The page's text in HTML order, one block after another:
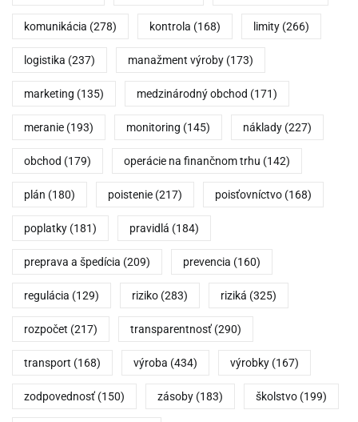
komunikácia (278) kontrola (168) limity (266)
logistika (237) manažment výroby (173)
marketing (135) medzinárodný obchod (171)
meranie (193) monitoring (145) náklady (227)
obchod (179) operácie na finančnom trhu (142)
plán (180) poistenie (217) poisťovníctvo (168)
poplatky (181) pravidlá (184)
preprava a špedícia (209) prevencia (160)
regulácia (129) riziko (283) riziká (325)
rozpočet (217) transparentnosť (290)
transport (168) výroba (434) výrobky (167)
zodpovednosť (150) zásoby (183) školstvo (199)